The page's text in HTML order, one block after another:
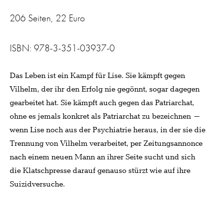
206 Seiten, 22 Euro
ISBN: 978-3-351-03937-0
Das Leben ist ein Kampf für Lise. Sie kämpft gegen
Vilhelm, der ihr den Erfolg nie gegönnt, sogar dagegen
gearbeitet hat. Sie kämpft auch gegen das Patriarchat,
ohne es jemals konkret als Patriarchat zu bezeichnen –
wenn Lise noch aus der Psychiatrie heraus, in der sie die
Trennung von Vilhelm verarbeitet, per Zeitungsannonce
nach einem neuen Mann an ihrer Seite sucht und sich
die Klatschpresse darauf genauso stürzt wie auf ihre
Suizidversuche.